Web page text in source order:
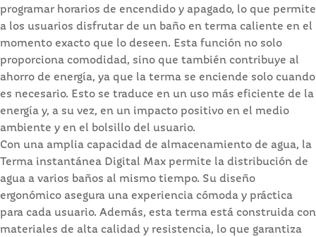
programar horarios de encendido y apagado, lo que permite
a los usuarios disfrutar de un baño en terma caliente en el
momento exacto que lo deseen. Esta función no solo
proporciona comodidad, sino que también contribuye al
ahorro de energía, ya que la terma se enciende solo cuando
es necesario. Esto se traduce en un uso más eficiente de la
energía y, a su vez, en un impacto positivo en el medio
ambiente y en el bolsillo del usuario.
Con una amplia capacidad de almacenamiento de agua, la
Terma instantánea Digital Max permite la distribución de
agua a varios baños al mismo tiempo. Su diseño
ergonómico asegura una experiencia cómoda y práctica
para cada usuario. Además, esta terma está construida con
materiales de alta calidad y resistencia, lo que garantiza